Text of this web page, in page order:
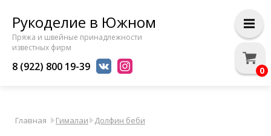
Рукоделие в Южном
Пряжа и швейные принадлежности
известных фирм
8 (922) 800 19-39
Главная Гималаи Долфин беби
0